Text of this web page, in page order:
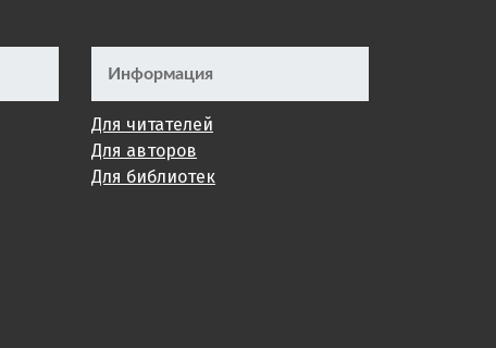
Информация
Для читателей
Для авторов
Для библиотек